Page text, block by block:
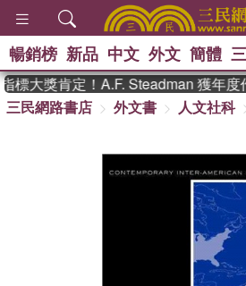
熱搜： 東野
獎 臺灣漫遊錄
登輝時代 、
偉大的迷走神
暢銷榜 新品 中文 外文 簡體
大獎肯定！A.F. Steadman 獲年度
三民網路書店
外文書 人文社科